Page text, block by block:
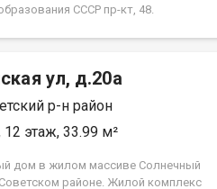
СССР пр-кт, 48.
ул, д.20а
р-н район
этаж, 33.99 м²
дом в жилом массиве Солнечный
районе. Жилой комплекс